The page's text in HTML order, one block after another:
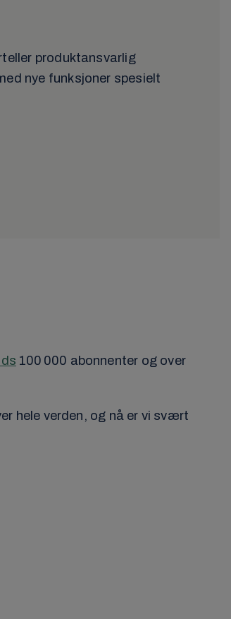
produktansvarlig
nye funksjoner spesielt
100 000 abonnenter og over
hele verden, og nå er vi svært